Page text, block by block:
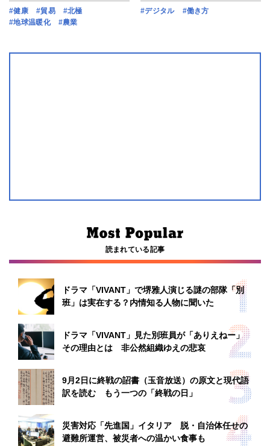
#健康 #貿易
#北極
#地球温暖化
#農業
#デジタル #働き方
読まれている記事
ドラマ「VIVANT」で堺雅人演じる謎の部隊「別
班」は実在する？内情知る人物に聞いた
ドラマ「VIVANT」見た別班員が「ありえねー」
その理由とは 非公然組織ゆえの悲哀
9月2日に終戦の詔書（玉音放送）の原文と現代語
訳を読む もう一つの「終戦の日」
災害対応「先進国」イタリア 脱・自治体任せの
避難所運営、被災者への温かい食事も